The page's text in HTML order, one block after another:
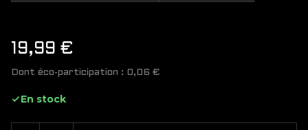
19,99 €
Dont éco-participation : 0,06 €
En stock